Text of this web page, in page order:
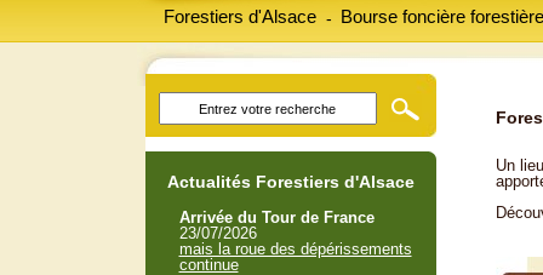
Forestiers d'Alsace Bourse foncière forestière
-
Un
Actualités Forestiers d'Alsace
Arrivée du Tour de France
23/07/2026
mais la roue des dépérissements
continue